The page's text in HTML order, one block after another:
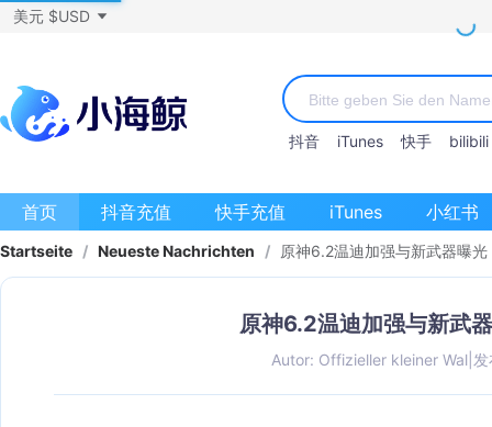
美元 $USD
抖音 iTunes 快手 bilibili
首页 抖音充值 快手充值 iTunes 小红书
Startseite / Neueste Nachrichten / 原神6.2温迪加强与新武器曝
原神6.2温迪加强与新武
Autor: Offizieller kleiner Wal